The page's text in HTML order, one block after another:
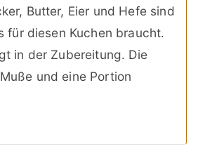
Butter, Eier und Hefe sind
für diesen Kuchen braucht.
in der Zubereitung. Die
und eine Portion